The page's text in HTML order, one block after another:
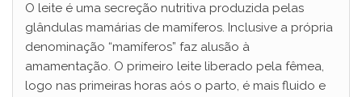
V
i
O leite é uma secreção nutritiva produzida pelas
glândulas mamárias de mamíferos. Inclusive a própria
denominação “mamíferos” faz alusão à
amamentação. O primeiro leite liberado pela fêmea,
logo nas primeiras horas aós o parto, é mais fluido e